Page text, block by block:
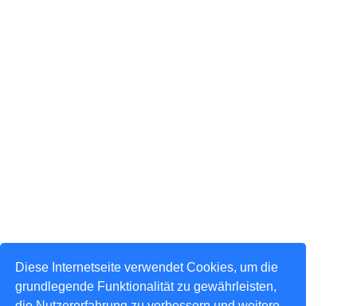
Diese Internetseite verwendet Cookies, um die
grundlegende Funktionalität zu gewährleisten,